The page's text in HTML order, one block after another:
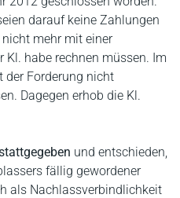
darauf keine Zahlungen
mehr mit einer
Kl. habe rechnen müssen. Im
der Forderung nicht
Dagegen erhob die Kl.
und entschieden,
fällig gewordener
als Nachlassverbindlichkeit